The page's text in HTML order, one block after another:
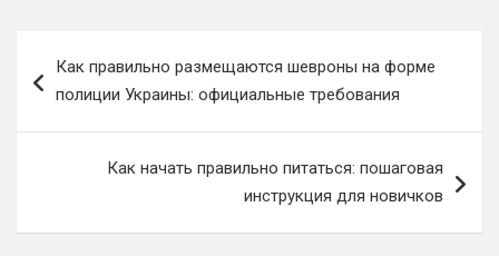
по
Как правильно размещаются шевроны на форме
полиции Украины: официальные требования
Как начать правильно питаться: пошаговая
инструкция для новичков